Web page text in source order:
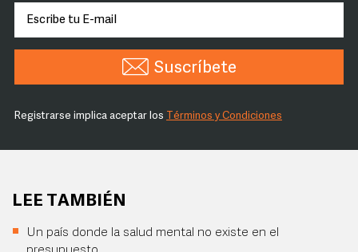
Suscríbete
Registrarse implica aceptar los Términos y Condiciones
LEE TAMBIÉN
Un país donde la salud mental no existe en el